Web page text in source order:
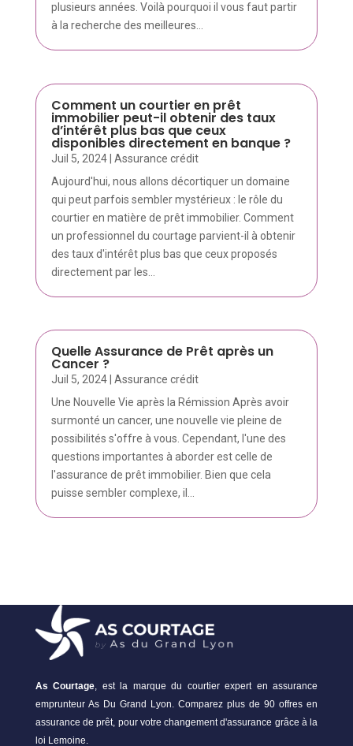
plusieurs années. Voilà pourquoi il vous faut partir
à la recherche des meilleures...
Comment un courtier en prêt
immobilier peut-il obtenir des taux
d’intérêt plus bas que ceux
disponibles directement en banque ?
Juil 5, 2024| Assurance crédit
Aujourd'hui, nous allons décortiquer un domaine
qui peut parfois sembler mystérieux : le rôle du
courtier en matière de prêt immobilier. Comment
un professionnel du courtage parvient-il à obtenir
des taux d'intérêt plus bas que ceux proposés
directement par les...
Quelle Assurance de Prêt après un
Cancer ?
Juil 5, 2024| Assurance crédit
Une Nouvelle Vie après la Rémission Après avoir
surmonté un cancer, une nouvelle vie pleine de
possibilités s'offre à vous. Cependant, l'une des
questions importantes à aborder est celle de
l'assurance de prêt immobilier. Bien que cela
puisse sembler complexe, il...
As Courtage, est la marque du courtier expert en assurance
emprunteur As Du Grand Lyon. Comparez plus de 90 offres en
assurance de prêt, pour votre changement d'assurance grâce à la
loi Lemoine.